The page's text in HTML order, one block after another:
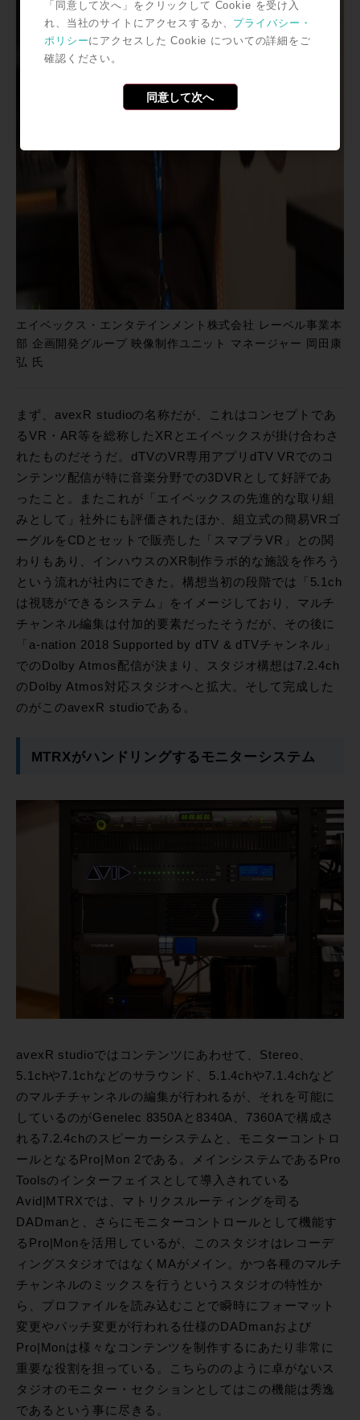
エイベックス・エンタテインメント株式会社 レーベル事業本
部 企画開発グループ 映像制作ユニット マネージャー 岡田康
弘 氏
まず、avexR studioの名称だが、これはコンセプトであ
るVR・AR等を総称したXRとエイベックスが掛け合わさ
れたものだそうだ。dTVのVR専用アプリdTV VRでのコ
ンテンツ配信が特に音楽分野での3DVRとして好評であ
ったこと。またこれが「エイベックスの先進的な取り組
みとして」社外にも評価されたほか、組立式の簡易VRゴ
ーグルをCDとセットで販売した「スマプラVR」との関
わりもあり、インハウスのXR制作ラボ的な施設を作ろう
という流れが社内にできた。構想当初の段階では「5.1ch
は視聴ができるシステム」をイメージしており、マルチ
チャンネル編集は付加的要素だったそうだが、その後に
「a-nation 2018 Supported by dTV & dTVチャンネル」
でのDolby Atmos配信が決まり、スタジオ構想は7.2.4ch
のDolby Atmos対応スタジオへと拡大。そして完成した
のがこのavexR studioである。
MTRXがハンドリングするモニターシステム
avexR studioではコンテンツにあわせて、Stereo、
5.1chや7.1chなどのサラウンド、5.1.4chや7.1.4chなど
のマルチチャンネルの編集が行われるが、それを可能に
しているのがGenelec 8350Aと8340A、7360Aで構成さ
れる7.2.4chのスピーカーシステムと、モニターコントロ
ールとなるPro|Mon 2である。メインシステムであるPro
Toolsのインターフェイスとして導入されている
Avid|MTRXでは、マトリクスルーティングを司る
DADmanと、さらにモニターコントロールとして機能す
るPro|Monを活用しているが、このスタジオはレコーデ
ィングスタジオではなくMAがメイン。かつ各種のマルチ
チャンネルのミックスを行うというスタジオの特性か
ら、プロファイルを読み込むことで瞬時にフォーマット
変更やパッチ変更が行われる仕様のDADmanおよび
Pro|Monは様々なコンテンツを制作するにあたり非常に
重要な役割を担っている。こちらののように卓がないス
タジオのモニター・セクションとしてはこの機能は秀逸
であるという事に尽きる。
「同意して次へ」をクリックして Cookie を受け入
れ、当社のサイトにアクセスするか、 プライバシー・
ポリシーにアクセスした Cookie についての詳細をご
確認ください。
同意して次へ